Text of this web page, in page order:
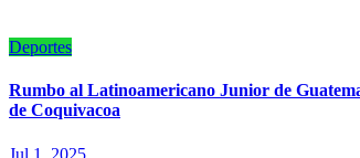
Deportes
Rumbo al Latinoamericano Junior de
de Coquivacoa
Jul 1, 2025